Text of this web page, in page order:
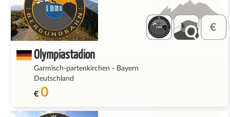
Olympiastadion
Garmisch-partenkirchen - Bayern
Deutschland
€ 0